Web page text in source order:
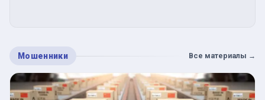
Мошенники Все материалы →